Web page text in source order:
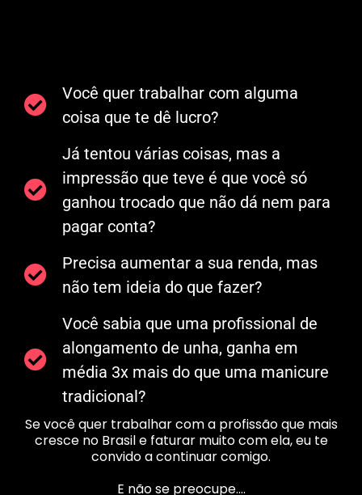
Você quer trabalhar com alguma
coisa que te dê lucro?
Já tentou várias coisas, mas a
impressão que teve é que você só
ganhou trocado que não dá nem para
pagar conta?
Precisa aumentar a sua renda, mas
não tem ideia do que fazer?
Você sabia que uma profissional de
alongamento de unha, ganha em
média 3x mais do que uma manicure
tradicional?
Se você quer trabalhar com a profissão que mais
cresce no Brasil e faturar muito com ela, eu te
convido a continuar comigo.
E não se preocupe….